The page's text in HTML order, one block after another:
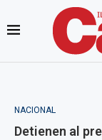
NACIONAL
Detienen al